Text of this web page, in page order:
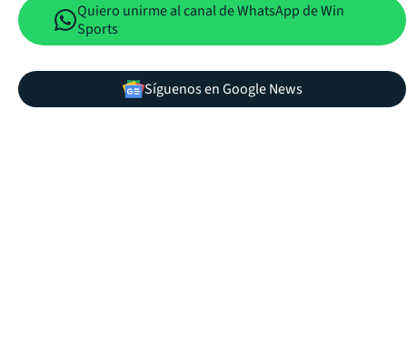
Quiero unirme al canal de WhatsApp de Win
Sports
Síguenos en Google News